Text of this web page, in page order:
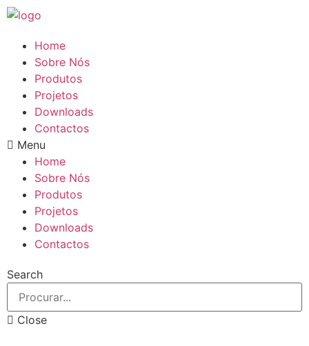
Pular
conteúdo
Home
Sobre Nós
Produtos
Projetos
Downloads
Contactos
Menu
Home
Sobre Nós
Produtos
Projetos
Downloads
Contactos
Search
Close